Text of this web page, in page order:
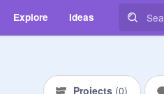
Explore Ideas
Projects (0)